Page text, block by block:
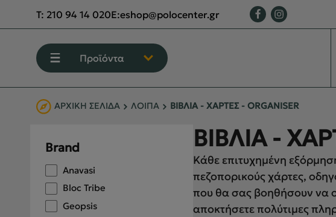
T: 210 94 14 020E:eshop@polocenter.gr
Προϊόντα
ΥΠΟΔΗΣΗ
ΟΡΕΙΒΑΣΙΑ - ΧΕΙΜΕΡΙΝΟ ΒΟΥΝΟ
ΑΝΑΡΡΙΧΗΣΗ
ΑΡΧΙΚΉ ΣΕΛΊΔΑ ΛΟΙΠΑ ΒΙΒΛΙΑ - ΧΑΡΤΕΣ - ORGANISER
Brand
Anavasi
Bloc Tribe
Geopsis
ΒΙΒΛΙΑ -
Κάθε επιτυχημένη
πεζοπορικούς χάρτες,
που θα σας βοηθήσουν να
αποκτήσετε πολύτιμες